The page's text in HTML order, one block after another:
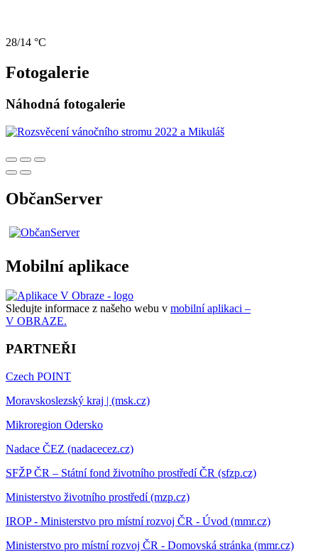
28/14 °C
Fotogalerie
Náhodná fotogalerie
ObčanServer
Mobilní aplikace
Sledujte informace z našeho webu v mobilní aplikaci –
V OBRAZE.
PARTNEŘI
Czech POINT
Moravskoslezský kraj | (msk.cz)
Mikroregion Odersko
Nadace ČEZ (nadacecez.cz)
SFŽP ČR – Státní fond životního prostředí ČR (sfzp.cz)
Ministerstvo životního prostředí (mzp.cz)
IROP - Ministerstvo pro místní rozvoj ČR - Úvod (mmr.cz)
Ministerstvo pro místní rozvoj ČR - Domovská stránka (mmr.cz)